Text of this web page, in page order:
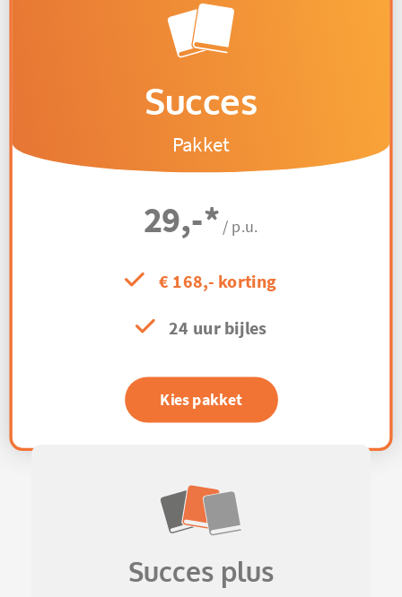
Succes
Pakket
29,-* / p.u.
€ 168,- korting
24 uur bijles
Kies pakket
Succes plus